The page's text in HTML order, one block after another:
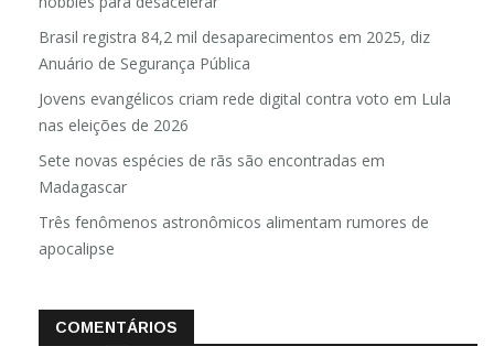
Brasil registra 84,2 mil desaparecimentos em 2025, diz
Anuário de Segurança Pública
Jovens evangélicos criam rede digital contra voto em Lula
nas eleições de 2026
Sete novas espécies de rãs são encontradas em
Madagascar
Três fenômenos astronômicos alimentam rumores de
apocalipse
COMENTÁRIOS